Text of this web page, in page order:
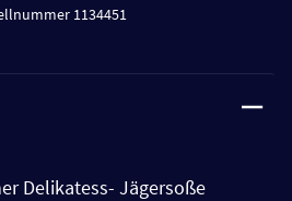
1134451
Delikatess- Jägersoße